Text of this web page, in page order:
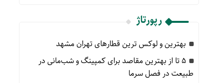
رپورتاژ
بهترین و لوکس ترین قطارهای تهران مشهد
۵ تا از بهترین مقاصد برای کمپینگ و شب‌مانی در
طبیعت در فصل سرما